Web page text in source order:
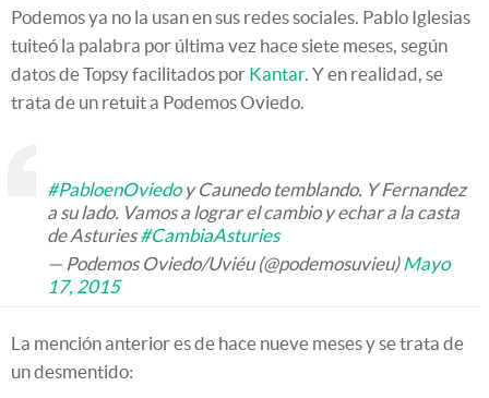
Podemos ya no la usan en sus redes sociales. Pablo Iglesias
tuiteó la palabra por última vez hace siete meses, según
datos de Topsy facilitados por Kantar. Y en realidad, se
trata de un retuit a Podemos Oviedo.
#PabloenOviedoy Caunedo temblando. Y Fernandez
a su lado. Vamos a lograr el cambio y echar a la casta
de Asturies#CambiaAsturies
— Podemos Oviedo/Uviéu (@podemosuvieu)Mayo
17, 2015
La mención anterior es de hace nueve meses y se trata de
un desmentido: